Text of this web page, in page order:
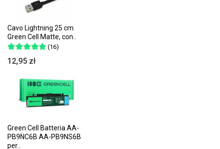
Cavo Lightning 25 cm
Green Cell Matte, con..
(16)
12,95 zł
Green Cell Batteria AA-
PB9NC6B AA-PB9NS6B
per..